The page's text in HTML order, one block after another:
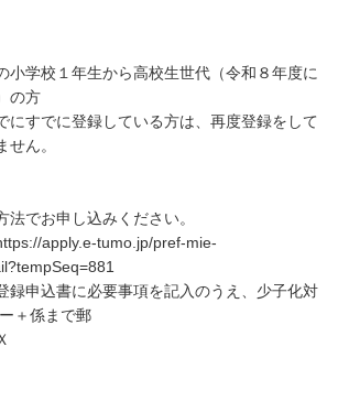
学校１年生から高校生世代（令和８年度に
の方
でに登録している方は、再度登録をして
ん。
でお申し込みください。
apply.e-tumo.jp/pref-mie-
申込書に必要事項を記入のうえ、少子化対
＋係まで郵